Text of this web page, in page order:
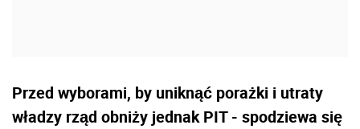
Przed wyborami, by uniknąć porażki i utraty
władzy rząd obniży jednak PIT - spodziewa się